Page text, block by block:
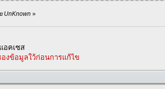
UnKnown »
อคเซส
งข้อมูลใว้ก่อนการแก้ไข